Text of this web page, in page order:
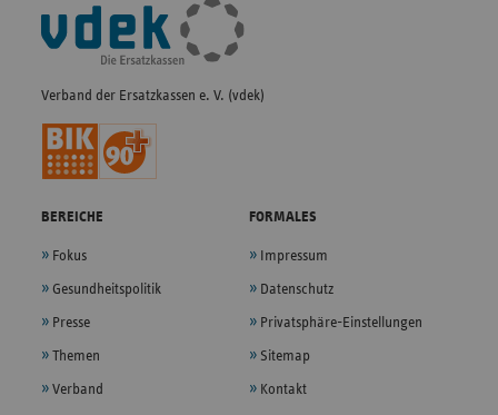
Fußleisten-
Navigation
Verband der Ersatzkassen e. V. (vdek)
BEREICHE
Fokus
Gesundheitspolitik
Presse
Themen
Verband
FORMALES
Impressum
Datenschutz
Privatsphäre-Einstellungen
Sitemap
Kontakt